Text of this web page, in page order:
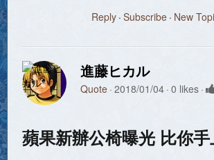
Reply Subscribe New
進藤ヒカル
Quote 2018/01/04 0 likes
蘋果新辦公椅曝光 比你